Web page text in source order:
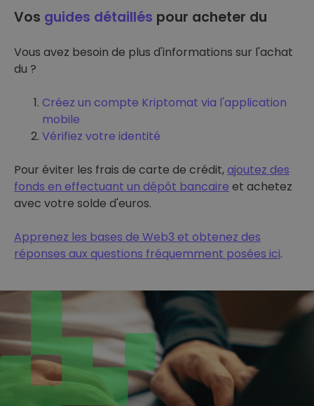
Vos guides détaillés pour acheter du
Vous avez besoin de plus d'informations sur l'achat
du ?
Créez un compte Kriptomat via l'application
mobile
Vérifiez votre identité
Pour éviter les frais de carte de crédit,ajoutez des
fonds en effectuant un dépôt bancaire et achetez
avec votre solde d'euros.
Apprenez les bases de Web3 et obtenez des
réponses aux questions fréquemment posées ici.